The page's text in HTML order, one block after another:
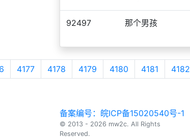
92497 那个男孩
4177 4178 4179 4180 4181 4182
备案编号：皖ICP备15020540号-1
© 2013 - 2026 mw2c. All Rights
Reserved.